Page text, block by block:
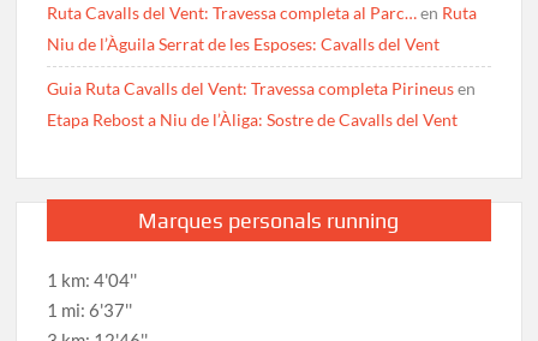
Ruta Cavalls del Vent: Travessa completa al Parc…en Ruta
Niu de l’Àguila Serrat de les Esposes: Cavalls del Vent
Guia Ruta Cavalls del Vent: Travessa completa Pirineusen
Etapa Rebost a Niu de l’Àliga: Sostre de Cavalls del Vent
Marques personals running
1 km: 4'04''
1 mi: 6'37''